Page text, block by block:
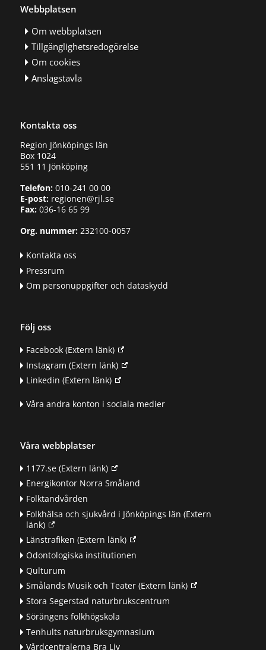
Webbplatsen
Om webbplatsen
Tillgänglighetsredogörelse
Om cookies
Anslagstavla
Kontakta oss
Region Jönköpings län
Box 1024
551 11 Jönköping
Telefon:010-241 00 00
E-post:regionen@rjl.se
Fax: 036-16 65 99
Org. nummer:232100-0057
Kontakta oss
Pressrum
Om personuppgifter och dataskydd
Följ oss
Facebook(Extern länk)
Instagram (Extern länk)
Linkedin (Extern länk)
Våra andra konton i sociala medier
Våra webbplatser
1177.se(Extern länk)
Energikontor Norra Småland
Folktandvården
Folkhälsa och sjukvård i Jönköpings län (Extern
länk)
Länstrafiken (Extern länk)
Odontologiska institutionen
Qulturum
Smålands Musik och Teater(Extern länk)
Stora Segerstad naturbrukscentrum
Sörängens folkhögskola
Tenhults naturbruksgymnasium
Vårdcentralerna Bra Liv